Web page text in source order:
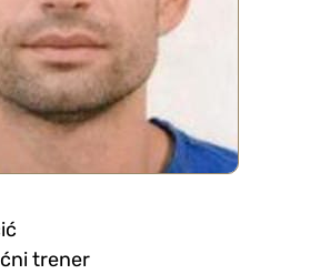
trener